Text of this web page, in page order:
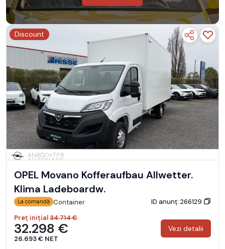
Discount
OPEL Movano Kofferaufbau Allwetter.
Klima Ladeboardw.
La comandă Container
ID anunț: 266129
Preț inițial34.714 €
32.298 €
26.693 € NET
Vezi detalii